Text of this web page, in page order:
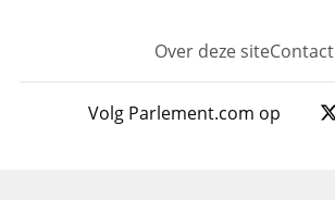
Footer
Over deze siteContact
Volg Parlement.com op